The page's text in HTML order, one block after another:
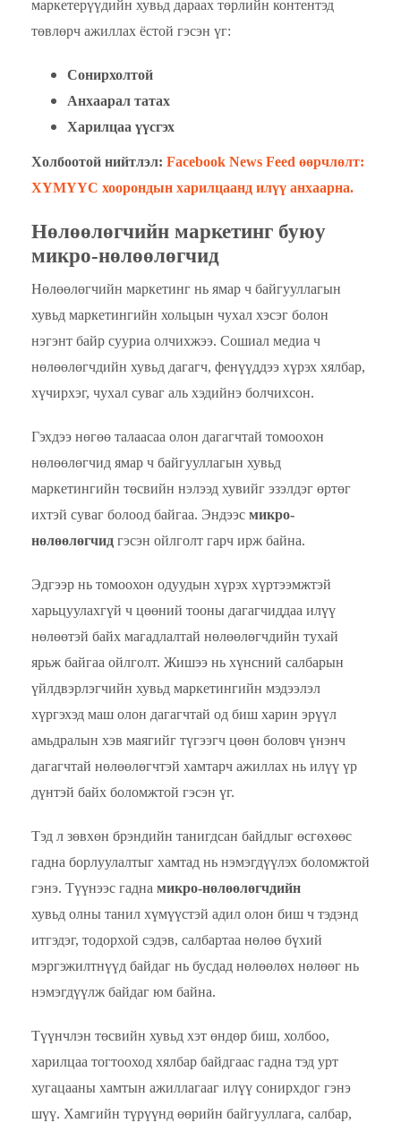
маркетерүүдийн хувьд дараах төрлийн контентэд
төвлөрч ажиллах ёстой гэсэн үг:
Сонирхолтой
Анхаарал татах
Харилцаа үүсгэх
Холбоотой нийтлэл: Facebook News Feed өөрчлөлт:
ХҮМҮҮС хоорондын харилцаанд илүү анхаарна.
Нөлөөлөгчийн маркетинг буюу
микро-нөлөөлөгчид
Нөлөөлөгчийн маркетинг нь ямар ч байгууллагын
хувьд маркетингийн хольцын чухал хэсэг болон
нэгэнт байр сууриа олчихжээ. Сошиал медиа ч
нөлөөлөгчдийн хувьд дагагч, фенүүддээ хүрэх хялбар,
хүчирхэг, чухал суваг аль хэдийнэ болчихсон.
Гэхдээ нөгөө талаасаа олон дагагчтай томоохон
нөлөөлөгчид ямар ч байгууллагын хувьд
маркетингийн төсвийн нэлээд хувийг эзэлдэг өртөг
ихтэй суваг болоод байгаа. Эндээс микро-
нөлөөлөгчид гэсэн ойлголт гарч ирж байна.
Эдгээр нь томоохон одуудын хүрэх хүртээмжтэй
харьцуулахгүй ч цөөний тооны дагагчиддаа илүү
нөлөөтэй байх магадлалтай нөлөөлөгчдийн тухай
ярьж байгаа ойлголт. Жишээ нь хүнсний салбарын
үйлдвэрлэгчийн хувьд маркетингийн мэдээлэл
хүргэхэд маш олон дагагчтай од биш харин эрүүл
амьдралын хэв маягийг түгээгч цөөн боловч үнэнч
дагагчтай нөлөөлөгчтэй хамтарч ажиллах нь илүү үр
дүнтэй байх боломжтой гэсэн үг.
Тэд л зөвхөн брэндийн танигдсан байдлыг өсгөхөөс
гадна борлуулалтыг хамтад нь нэмэгдүүлэх боломжтой
гэнэ. Түүнээс гадна микро-нөлөөлөгчдийн
хувьд олны танил хүмүүстэй адил олон биш ч тэдэнд
итгэдэг, тодорхой сэдэв, салбартаа нөлөө бүхий
мэргэжилтнүүд байдаг нь бусдад нөлөөлөх нөлөөг нь
нэмэгдүүлж байдаг юм байна.
Түүнчлэн төсвийн хувьд хэт өндөр биш, холбоо,
харилцаа тогтооход хялбар байдгаас гадна тэд урт
хугацааны хамтын ажиллагааг илүү сонирхдог гэнэ
шүү. Хамгийн түрүүнд өөрийн байгууллага, салбар,